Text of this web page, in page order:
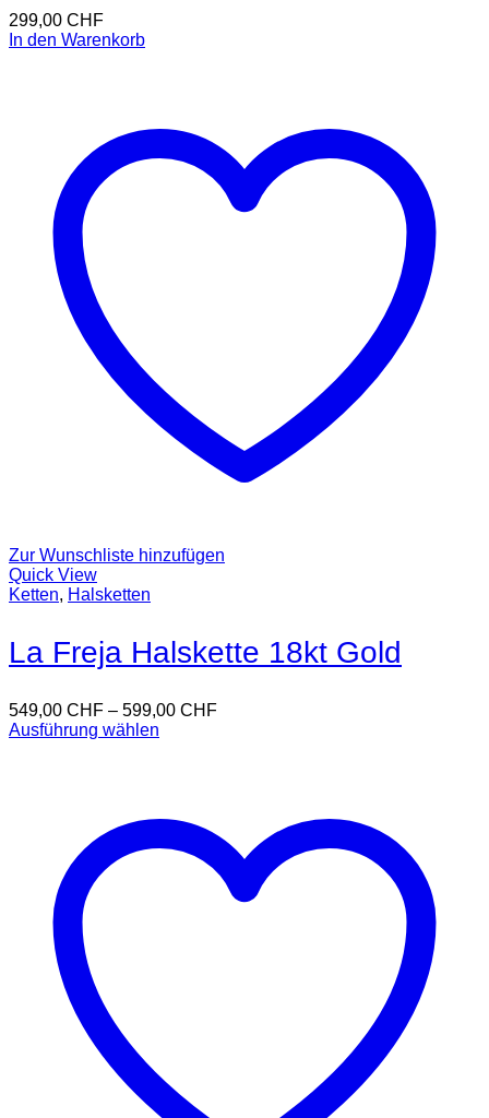
299,00 CHF
In den Warenkorb
Zur Wunschliste hinzufügen
Quick View
Ketten, Halsketten
La Freja Halskette 18kt Gold
549,00 CHF – 599,00 CHF
Ausführung wählen